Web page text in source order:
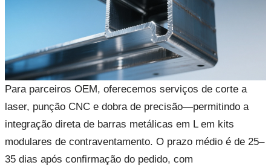
Para parceiros OEM, oferecemos serviços de corte a
laser, punção CNC e dobra de precisão—permitindo a
integração direta de barras metálicas em L em kits
modulares de contraventamento. O prazo médio é de 25–
35 dias após confirmação do pedido, com